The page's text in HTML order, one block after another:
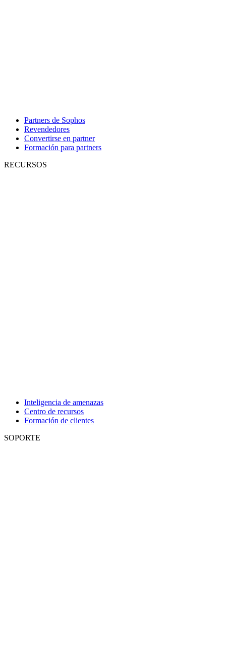
Partners de Sophos
Revendedores
Convertirse en partner
Formación para partners
RECURSOS
Inteligencia de amenazas
Centro de recursos
Formación de clientes
SOPORTE